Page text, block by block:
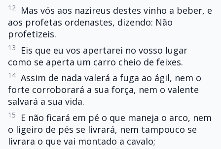
12
Mas vós aos nazireus destes vinho a beber, e
aos profetas ordenastes, dizendo: Não
profetizeis.
13
Eis que eu vos apertarei no vosso lugar
como se aperta um carro cheio de feixes.
14 Assim de nada valerá a fuga ao ágil, nem o
forte corroborará a sua força, nem o valente
salvará a sua vida.
15
E não ficará em pé o que maneja o arco, nem
o ligeiro de pés se livrará, nem tampouco se
livrara o que vai montado a cavalo;